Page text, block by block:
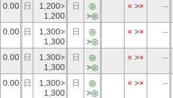
0.00 日
1,200>
1,200
日
◎
>◎
× >× --
0.00 日
1,300>
1,300
日
◎
>◎
× >× --
0.00 日
1,300>
1,300
日
◎
>◎
× >× --
0.00 日
1,300>
1,300
日
◎
>◎
× >× --